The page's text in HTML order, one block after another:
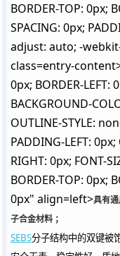
BORDER-TOP: 0px;
SPACING: 0px;
adjust: auto; -
class=entry-
0px; BORDER-LEFT:
BACKGROUND-
OUTLINE-STYLE:
PADDING-LEFT:
RIGHT: 0px; FONT-
BORDER-TOP: 0px;
0px" align=left>具有
子合金材料 ；
SEBS分子结构中的双键被